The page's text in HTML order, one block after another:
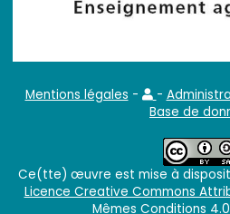
Mentions légales - -
Base de
Ce(tte) œuvre est mise à
Licence Creative Commons
Mêmes Conditions